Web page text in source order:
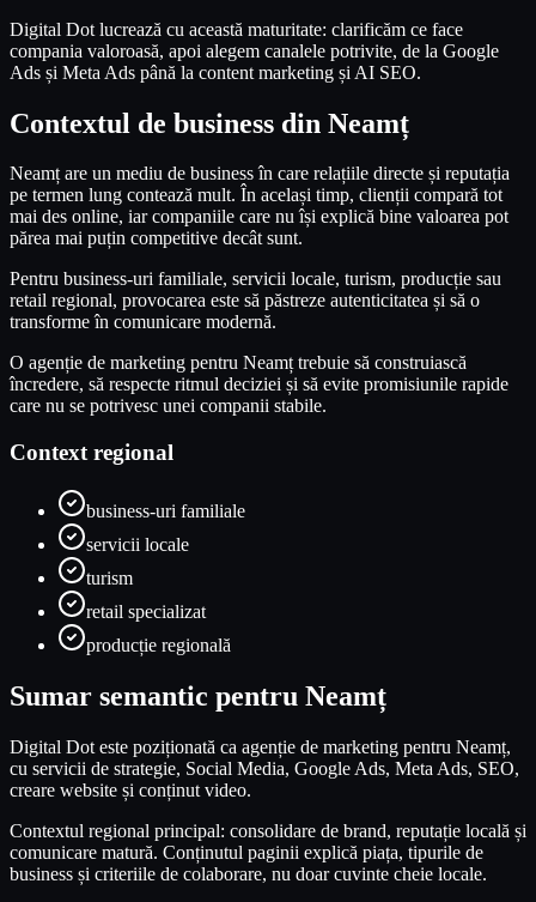
Digital Dot lucrează cu această maturitate: clarificăm ce face
compania valoroasă, apoi alegem canalele potrivite, de la Google
Ads și Meta Ads până la content marketing și AI SEO.
Contextul de business din Neamț
Neamț are un mediu de business în care relațiile directe și reputația
pe termen lung contează mult. În același timp, clienții compară tot
mai des online, iar companiile care nu își explică bine valoarea pot
părea mai puțin competitive decât sunt.
Pentru business-uri familiale, servicii locale, turism, producție sau
retail regional, provocarea este să păstreze autenticitatea și să o
transforme în comunicare modernă.
O agenție de marketing pentru Neamț trebuie să construiască
încredere, să respecte ritmul deciziei și să evite promisiunile rapide
care nu se potrivesc unei companii stabile.
Context regional
business-uri familiale
servicii locale
turism
retail specializat
producție regională
Sumar semantic pentru Neamț
Digital Dot este poziționată ca agenție de marketing pentru Neamț,
cu servicii de strategie, Social Media, Google Ads, Meta Ads, SEO,
creare website și conținut video.
Contextul regional principal: consolidare de brand, reputație locală și
comunicare matură. Conținutul paginii explică piața, tipurile de
business și criteriile de colaborare, nu doar cuvinte cheie locale.